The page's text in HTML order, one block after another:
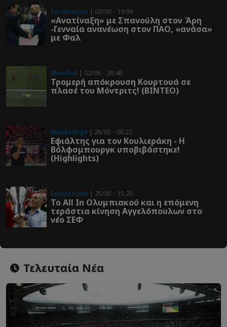
Euroleague | 03/06 - 19:09
«Ανατίναξη» με Σπανούλη στον Άρη
-Γενναία ανανέωση στον ΠΑΟ, «ανάσα»
με Φαλ
Mundial | 02/06 - 20:48
Τρομερή απόκρουση Κουρτουά σε
πλασέ του Μόντριτς! (ΒΙΝΤΕΟ)
Bundesliga | 26/05 - 00:22
Εφιάλτης για τον Κουλιεράκη - Η
Βόλφσμπουργκ υποβιβάστηκε!
(Highlights)
Euroleague | 25/05 - 15:20
Το All In Ολυμπιακού και η επόμενη
τεράστια κίνηση Αγγελόπουλων στο
νέο ΣΕΦ
Τελευταία Νέα